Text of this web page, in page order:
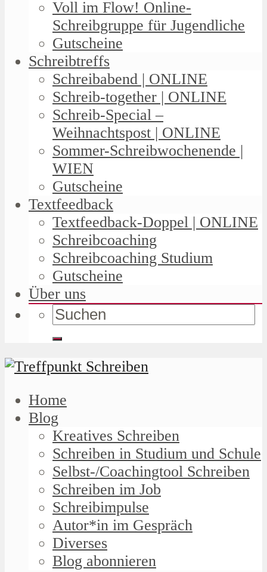
Voll im Flow! Online-
Schreibgruppe für Jugendliche
Gutscheine
Schreibtreffs
Schreibabend | ONLINE
Schreib-together | ONLINE
Schreib-Special –
Weihnachtspost | ONLINE
Sommer-Schreibwochenende |
WIEN
Gutscheine
Textfeedback
Textfeedback-Doppel | ONLINE
Schreibcoaching
Schreibcoaching Studium
Gutscheine
Über uns
Home
Blog
Kreatives Schreiben
Schreiben in Studium und Schule
Selbst-/Coachingtool Schreiben
Schreiben im Job
Schreibimpulse
Autor*in im Gespräch
Diverses
Blog abonnieren